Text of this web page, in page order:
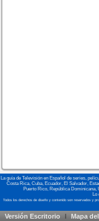
La guía de Televisión en Español de series,
Costa Rica, Cuba, Ecuador, El Salvador,
Puerto Rico, República Dominicana,
Lo
Versión Escritorio | Mapa